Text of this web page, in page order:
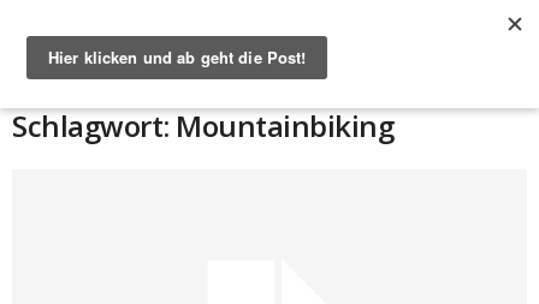
Schlagwort: Mountainbiking